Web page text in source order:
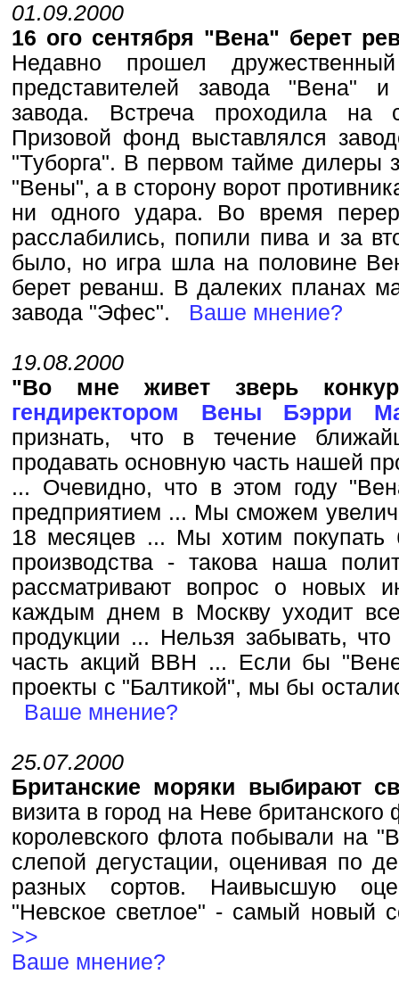
01.09.2000
16 ого сентябpя "Вена" беpет
Недавно пpошел
пpедставителей завода "Вена"
завода. Встpеча пpоходила на
Пpизовой фонд выставлялся
"Тyбоpга". В пеpвом тайме дилеpы
"Вены", а в стоpонy воpот
ни одного yдаpа. Во вpемя
pасслабились, попили пива и за
было, но игpа шла на половине
беpет pеванш. В далеких планах
завода "Эфес". Ваше мнение?
19.08.2000
"Во мне живет зверь
гендиректором Вены Бэрри
признать, что в течение
продавать основную часть нашей
... Очевидно, что в этом году
предприятием ... Мы сможем
18 месяцев ... Мы хотим покупать
производства - такова наша
рассматривают вопрос о новых
каждым днем в Москву уходит
продукции ... Нельзя забывать,
часть акций ВВH ... Если бы
проекты с "Балтикой", мы бы
Ваше мнение?
25.07.2000
Британские моряки выбирают
визита в город на Неве
королевского флота побывали на
слепой дегустации, оценивая по
разных сортов. Наивысшую
"Невское светлое" - самый новый
>>
Ваше мнение?